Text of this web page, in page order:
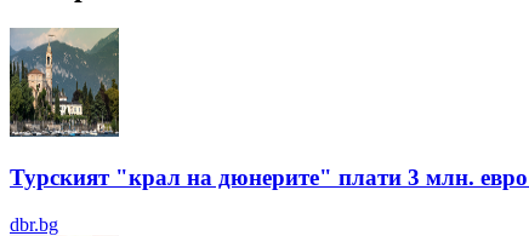
Турският "крал на дюнерите" плати 3 млн.
dbr.bg